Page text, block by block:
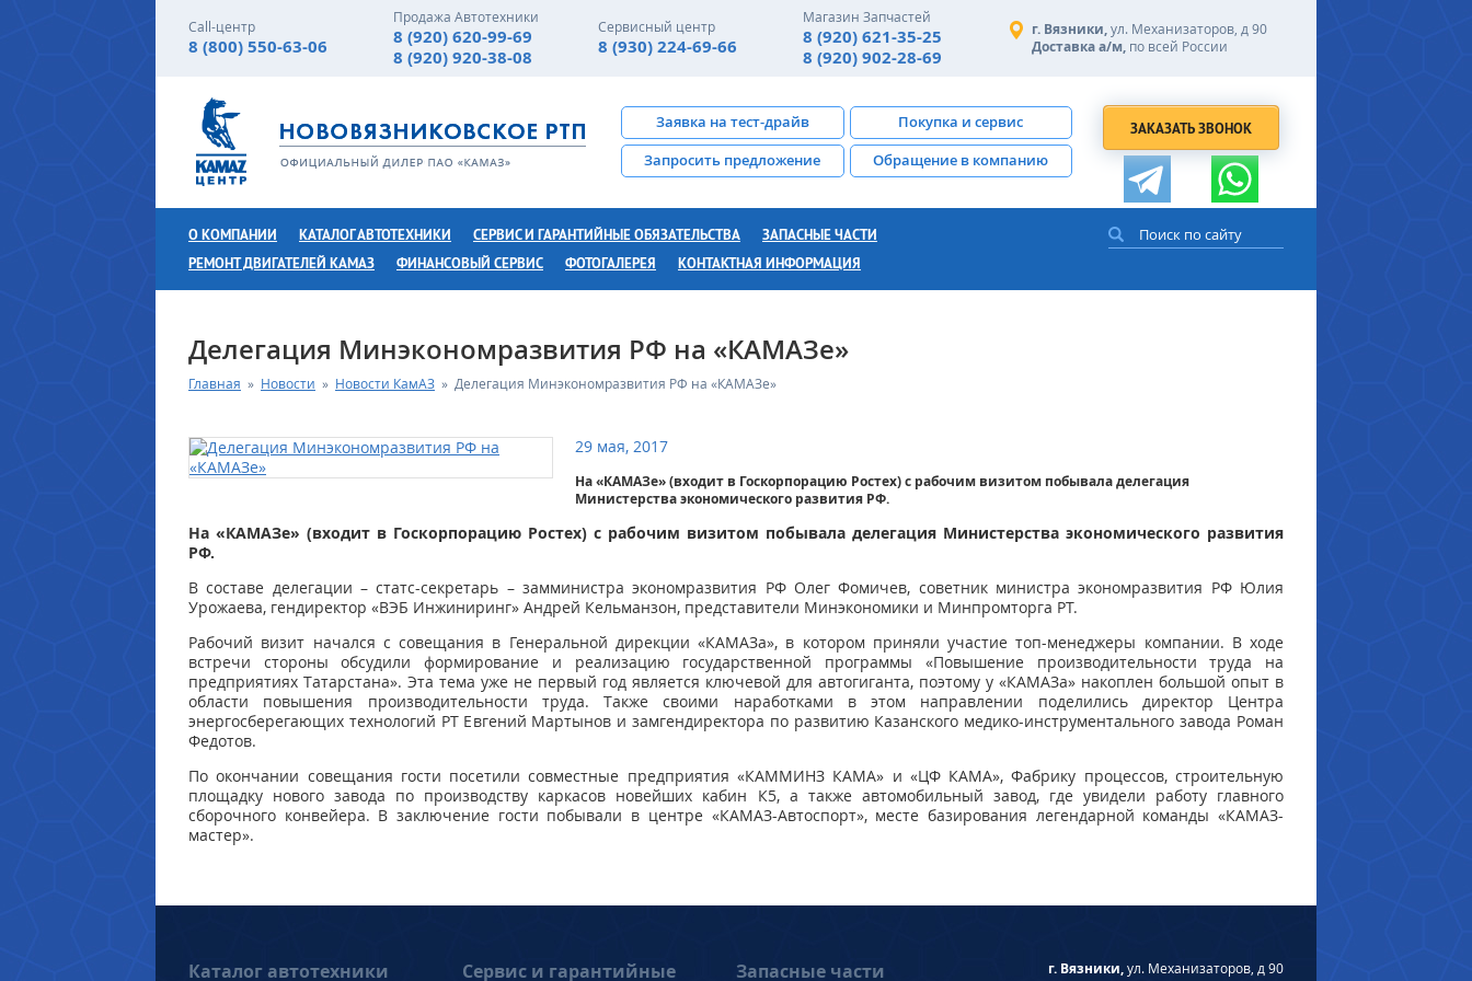
Call-центр
8 (800) 550-63-06
Продажа Автотехники
8 (920) 620-99-69
8 (920) 920-38-08
Сервисный центр
8 (930) 224-69-66
Магазин Запчастей
8 (920) 621-35-25
8 (920) 902-28-69
г. Вязники,ул. Механизаторов, д 90
Доставка а/м, по всей России
ЗАКАЗАТЬ ЗВОНОК
Заявка на тест-драйв
Покупка и сервис
Запросить предложение
Обращение в компанию
О КОМПАНИИ КАТАЛОГ АВТОТЕХНИКИ СЕРВИС И ГАРАНТИЙНЫЕ ОБЯЗАТЕЛЬСТВА
ЗАПАСНЫЕ ЧАСТИ
РЕМОНТ ДВИГАТЕЛЕЙ КАМАЗ
ФИНАНСОВЫЙ СЕРВИС ФОТОГАЛЕРЕЯ КОНТАКТНАЯ ИНФОРМАЦИЯ
Делегация Минэкономразвития РФ на «КАМАЗе»
Главная » Новости » Новости КамАЗ » Делегация Минэкономразвития РФ на «КАМАЗе»
29 мая, 2017
На «КАМАЗе» (входит в Госкорпорацию Ростех) с рабочим визитом побывала делегация
Министерства экономического развития РФ.
На «КАМАЗе» (входит в Госкорпорацию Ростех) с рабочим визитом побывала делегация Министерства экономического развития
РФ.
В составе делегации – статс-секретарь – замминистра экономразвития РФ Олег Фомичев, советник министра экономразвития РФ Юлия
Урожаева, гендиректор «ВЭБ Инжиниринг» Андрей Кельманзон, представители Минэкономики и Минпромторга РТ.
Рабочий визит начался с совещания в Генеральной дирекции «КАМАЗа», в котором приняли участие топ-менеджеры компании. В ходе
встречи стороны обсудили формирование и реализацию государственной программы «Повышение производительности труда на
предприятиях Татарстана». Эта тема уже не первый год является ключевой для автогиганта, поэтому у «КАМАЗа» накоплен большой опыт в
области повышения производительности труда. Также своими наработками в этом направлении поделились директор Центра
энергосберегающих технологий РТ Евгений Мартынов и замгендиректора по развитию Казанского медико-инструментального завода Роман
Федотов.
По окончании совещания гости посетили совместные предприятия «КАММИНЗ КАМА» и «ЦФ КАМА», Фабрику процессов, строительную
площадку нового завода по производству каркасов новейших кабин К5, а также автомобильный завод, где увидели работу главного
сборочного конвейера. В заключение гости побывали в центре «КАМАЗ-Автоспорт», месте базирования легендарной команды «КАМАЗ-
мастер».
Каталог автотехники Сервис и гарантийные Запасные части г. Вязники,ул. Механизаторов, д 90